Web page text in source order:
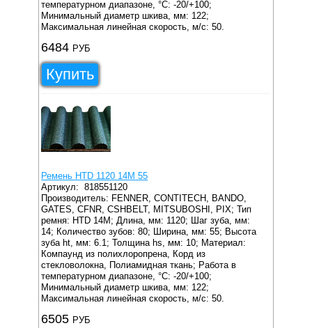
температурном диапазоне, °C: -20/+100;
Минимальный диаметр шкива, мм: 122;
Максимальная линейная скорость, м/с: 50.
6484 РУБ
Купить
Ремень HTD 1120 14M 55
Артикул:818551120
Производитель: FENNER, CONTITECH, BANDO,
GATES, CFNR, CSHBELT, MITSUBOSHI, PIX; Тип
ремня: HTD 14M; Длина, мм: 1120; Шаг зуба, мм:
14; Количество зубов: 80; Ширина, мм: 55; Высота
зуба ht, мм: 6.1; Толщина hs, мм: 10; Материал:
Компаунд из полихлоропрена, Корд из
стекловолокна, Полиамидная ткань; Работа в
температурном диапазоне, °C: -20/+100;
Минимальный диаметр шкива, мм: 122;
Максимальная линейная скорость, м/с: 50.
6505 РУБ